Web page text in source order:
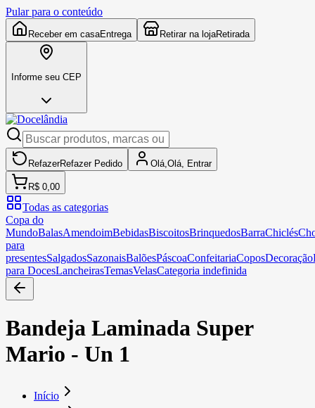
Pular para o conteúdo
Receber em casaEntrega Retirar na lojaRetirada
Informe seu CEP
RefazerRefazer Pedido Olá, Olá, Entrar
R$ 0,00
Todas as categorias
Copa do
MundoBalasAmendoimBebidasBiscoitosBrinquedosBarraChiclés
para
presentesSalgadosSazonaisBalõesPáscoaConfeitariaCoposDecoração
para DocesLancheirasTemasVelasCategoria indefinida
Bandeja Laminada Super
Mario - Un 1
Início